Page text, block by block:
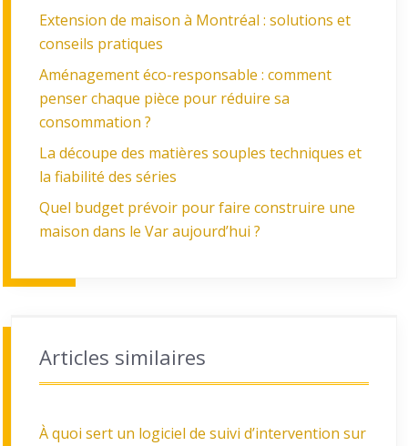
Extension de maison à Montréal : solutions et
conseils pratiques
Aménagement éco-responsable : comment
penser chaque pièce pour réduire sa
consommation ?
La découpe des matières souples techniques et
la fiabilité des séries
Quel budget prévoir pour faire construire une
maison dans le Var aujourd’hui ?
Articles similaires
À quoi sert un logiciel de suivi d’intervention sur